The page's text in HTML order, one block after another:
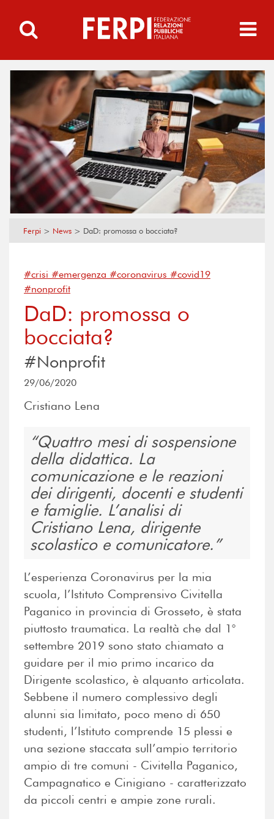
Ferpi > News > DaD: promossa o bocciata?
#crisi #emergenza #coronavirus #covid19
#nonprofit
DaD: promossa o
bocciata?
#Nonprofit
29/06/2020
Cristiano Lena
Quattro mesi di sospensione
della didattica. La
comunicazione e le reazioni
dei dirigenti, docenti e studenti
e famiglie. L’analisi di
Cristiano Lena, dirigente
scolastico e comunicatore.
L’esperienza Coronavirus per la mia
scuola, l’Istituto Comprensivo Civitella
Paganico in provincia di Grosseto, è stata
piuttosto traumatica. La realtà che dal 1°
settembre 2019 sono stato chiamato a
guidare per il mio primo incarico da
Dirigente scolastico, è alquanto articolata.
Sebbene il numero complessivo degli
alunni sia limitato, poco meno di 650
studenti, l’Istituto comprende 15 plessi e
una sezione staccata sull’ampio territorio
ampio di tre comuni - Civitella Paganico,
Campagnatico e Cinigiano - caratterizzato
da piccoli centri e ampie zone rurali.